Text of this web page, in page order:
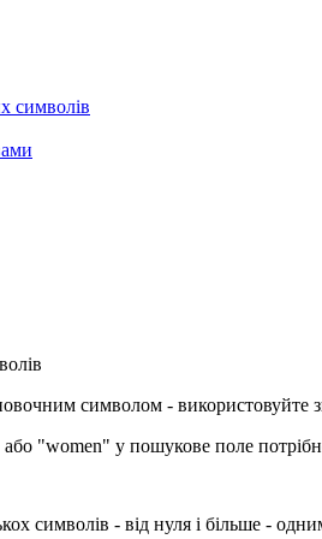
символів
символом - використовуйте
"women" у пошукове поле
символів - від нуля і більше -